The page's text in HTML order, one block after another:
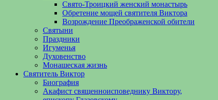
Свято-Троицкий женский монастырь
Обретение мощей святителя Виктора
Возрождение Преображенской обители
Святыни
Праздники
Игуменья
Духовенство
Монашеская жизнь
Святитель Виктор
Биография
Акафист священноисповеднику Виктору,